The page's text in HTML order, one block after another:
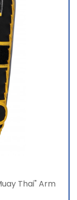
Thai" Arm